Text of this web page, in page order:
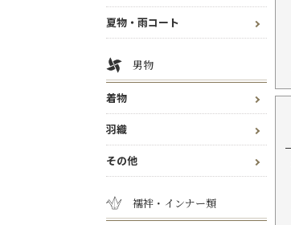
夏物・雨コート
男物
着物
羽織
その他
襦袢・インナー類